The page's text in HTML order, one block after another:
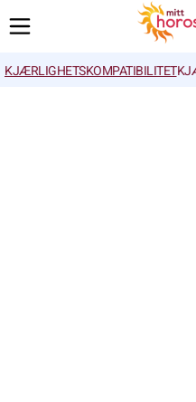
KJÆRLIGHETSKOMPATIBILITET